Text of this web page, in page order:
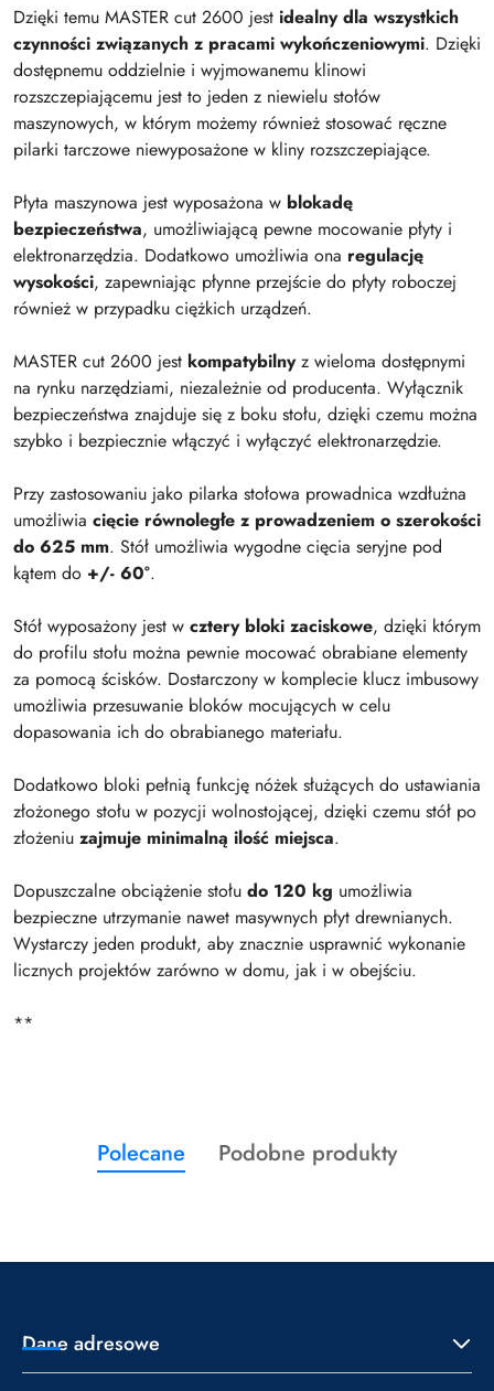
Dzięki temu MASTER cut 2600 jest idealny dla wszystkich
czynności związanych z pracami wykończeniowymi. Dzięki
dostępnemu oddzielnie i wyjmowanemu klinowi
rozszczepiającemu jest to jeden z niewielu stołów
maszynowych, w którym możemy również stosować ręczne
pilarki tarczowe niewyposażone w kliny rozszczepiające.
Płyta maszynowa jest wyposażona w blokadę
bezpieczeństwa, umożliwiającą pewne mocowanie płyty i
elektronarzędzia. Dodatkowo umożliwia ona regulację
wysokości, zapewniając płynne przejście do płyty roboczej
również w przypadku ciężkich urządzeń.
MASTER cut 2600 jest kompatybilnyz wieloma dostępnymi
na rynku narzędziami, niezależnie od producenta. Wyłącznik
bezpieczeństwa znajduje się z boku stołu, dzięki czemu można
szybko i bezpiecznie włączyć i wyłączyć elektronarzędzie.
Przy zastosowaniu jako pilarka stołowa prowadnica wzdłużna
umożliwia cięcie równoległe z prowadzeniem o szerokości
do 625 mm. Stół umożliwia wygodne cięcia seryjne pod
kątem do +/- 60°.
Stół wyposażony jest w cztery bloki zaciskowe, dzięki którym
do profilu stołu można pewnie mocować obrabiane elementy
za pomocą ścisków. Dostarczony w komplecie klucz imbusowy
umożliwia przesuwanie bloków mocujących w celu
dopasowania ich do obrabianego materiału.
Dodatkowo bloki pełnią funkcję nóżek służących do ustawiania
złożonego stołu w pozycji wolnostojącej, dzięki czemu stół po
złożeniu zajmuje minimalną ilość miejsca.
Dopuszczalne obciążenie stołu do 120 kg umożliwia
bezpieczne utrzymanie nawet masywnych płyt drewnianych.
Wystarczy jeden produkt, aby znacznie usprawnić wykonanie
licznych projektów zarówno w domu, jak i w obejściu.
**
Pomiń karuzelę produktów
Produkty
o
Polecane
Produkty
Podobne produkty
Dane adresowe